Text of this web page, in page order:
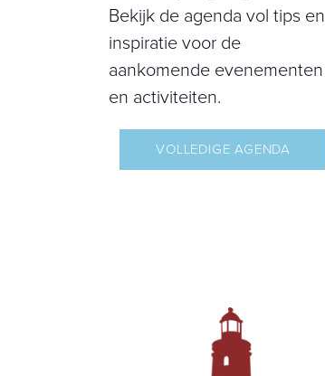
Bekijk de agenda vol tips en
inspiratie voor de
aankomende evenementen
en activiteiten.
VOLLEDIGE AGENDA
Samen 40 jaar Flevoland
Flevoland’
Bekijk event